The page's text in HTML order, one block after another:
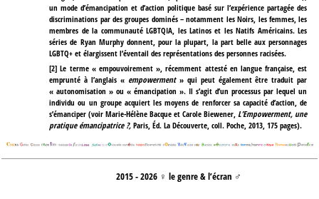
un mode d’émancipation et d’action politique basé sur l’expérience partagée des
discriminations par des groupes dominés – notamment les Noirs, les femmes, les
membres de la communauté LGBTQIA, les Latinos et les Natifs Américains. Les
séries de Ryan Murphy donnent, pour la plupart, la part belle aux personnages
LGBTQ+ et élargissent l’éventail des représentations des personnes racisées.
[2]Le terme « empouvoirement », récemment attesté en langue française, est
emprunté à l’anglais « empowerment» qui peut également être traduit par
« autonomisation » ou « émancipation ». Il s’agit d’un processus par lequel un
individu ou un groupe acquiert les moyens de renforcer sa capacité d’action, de
s’émanciper (voir Marie-Hélène Bacque et Carole Biewener,L’Empowerment, une
pratique émancipatrice ?,Paris, Éd. La Découverte, coll. Poche, 2013, 175 pages).
2015 - 2026 ♀ le genre & l’écran ♂